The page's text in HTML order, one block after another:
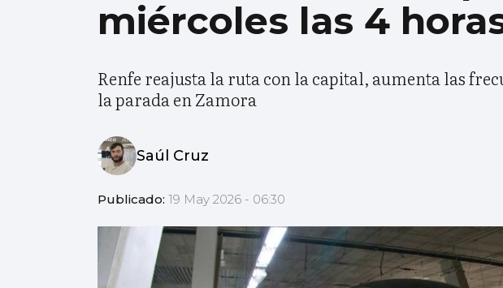
miércoles las 4
Renfe reajusta la ruta con la capital, aumenta las
la parada en Zamora
Saúl Cruz
Publicado: 19 May 2026 - 06:30